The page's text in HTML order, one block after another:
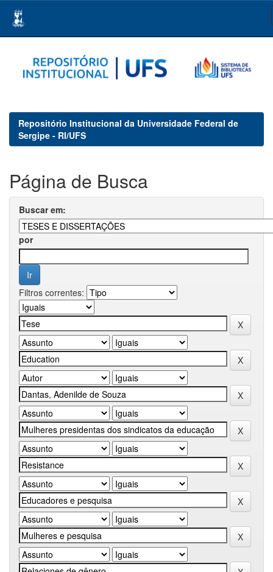
navigation
Repositório Institucional da Universidade Federal de
Sergipe - RI/UFS
Página de Busca
Buscar em:
por
Filtros correntes: